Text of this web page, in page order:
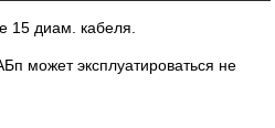
15 диам. кабеля.
может эксплуатироваться не